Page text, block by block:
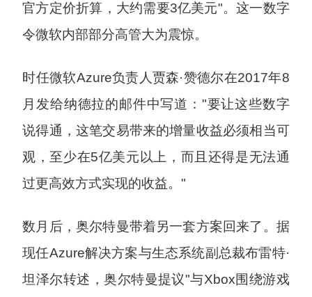
官方定价折算，大约需要3亿美元"。这一数字
令微软内部部分高管大为震惊。
时任微软Azure负责人贾森·赞德尔在2017年8
月发给纳德拉的邮件中写道："要让这些数字
说得通，这笔交易带来的增量收益必须相当可
观，至少在5亿美元以上，而且还得是无法通
过更高效方式实现的收益。"
数月后，奥尔特曼带着另一套方案回来了。据
现任Azure解决方案与生态系统副总裁布雷特·
坦泽尔转述，奥尔特曼提议"与Xbox围绕游戏